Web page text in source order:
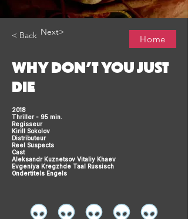
< Back Next>
Home
WHY DON’T YOU JUST
DIE
2018
Thriller - 95 min.
Regisseur
Kirill Sokolov
Distributeur
Reel Suspects
Cast
Aleksandr Kuznetsov Vitaliy Khaev
Evgeniya Kregzhde Taal Russisch
Ondertitels Engels